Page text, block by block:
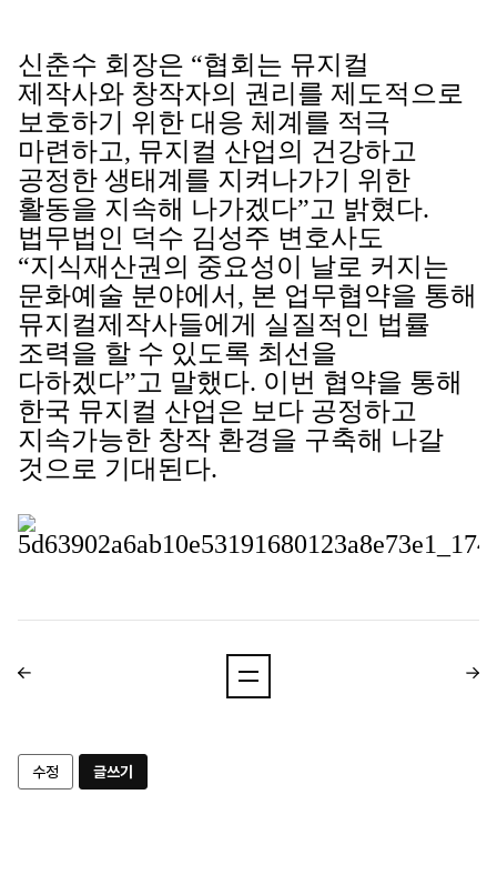
신춘수 회장은 “협회는 뮤지컬
제작사와 창작자의 권리를 제도적으로
보호하기 위한 대응 체계를 적극
마련하고, 뮤지컬 산업의 건강하고
공정한 생태계를 지켜나가기 위한
활동을 지속해 나가겠다”고 밝혔다.
법무법인 덕수 김성주 변호사도
“지식재산권의 중요성이 날로 커지는
문화예술 분야에서, 본 업무협약을 통해
뮤지컬제작사들에게 실질적인 법률
조력을 할 수 있도록 최선을
다하겠다”고 말했다. 이번 협약을 통해
한국 뮤지컬 산업은 보다 공정하고
지속가능한 창작 환경을 구축해 나갈
것으로 기대된다.
수정 글쓰기